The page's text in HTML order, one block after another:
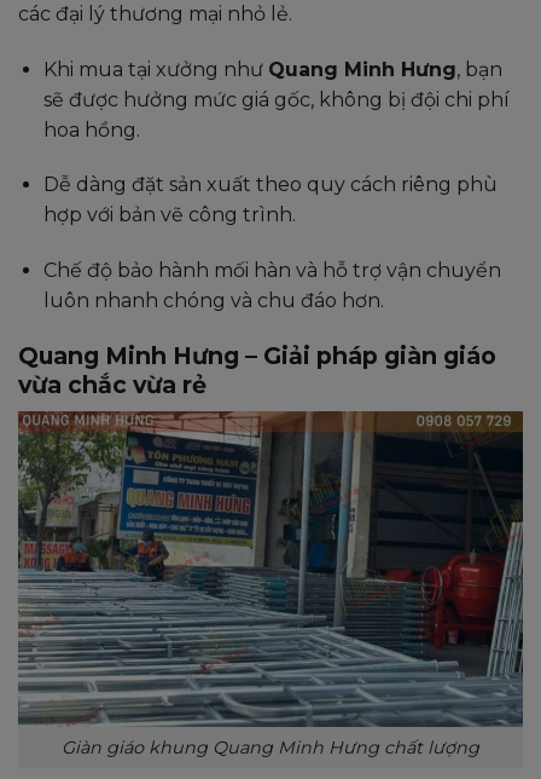
các đại lý thương mại nhỏ lẻ.
Khi mua tại xưởng như Quang Minh Hưng, bạn
sẽ được hưởng mức giá gốc, không bị đội chi phí
hoa hồng.
Dễ dàng đặt sản xuất theo quy cách riêng phù
hợp với bản vẽ công trình.
Chế độ bảo hành mối hàn và hỗ trợ vận chuyển
luôn nhanh chóng và chu đáo hơn.
Quang Minh Hưng – Giải pháp giàn giáo
vừa chắc vừa rẻ
Giàn giáo khung Quang Minh Hưng chất lượng